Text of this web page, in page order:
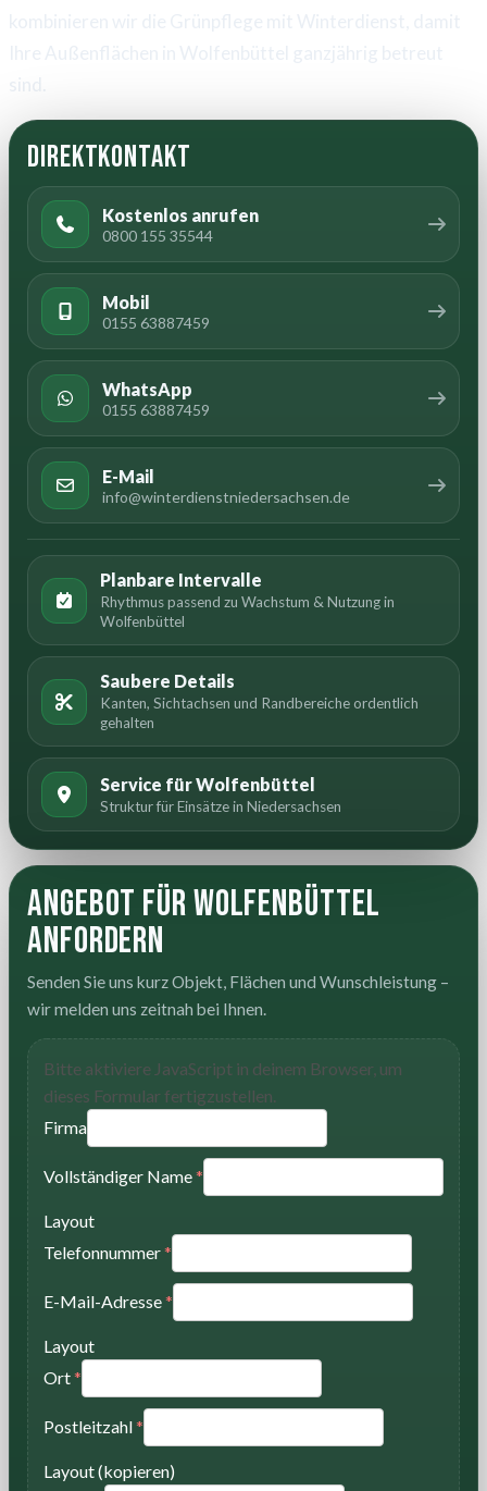
sind.
Direktkontakt
Kostenlos anrufen
0800 155 35544
Mobil
0155 63887459
WhatsApp
0155 63887459
E-Mail
info@winterdienstniedersachsen.de
Planbare Intervalle
Rhythmus passend zu Wachstum & Nutzung in
Wolfenbüttel
Saubere Details
Kanten, Sichtachsen und Randbereiche ordentlich
gehalten
Service für Wolfenbüttel
Struktur für Einsätze in Niedersachsen
Angebot für Wolfenbüttel
anfordern
Senden Sie uns kurz Objekt, Flächen und Wunschleistung –
wir melden uns zeitnah bei Ihnen.
Bitte aktiviere JavaScript in deinem Browser, um
dieses Formular fertigzustellen.
Firma
Vollständiger Name*
Layout
Telefonnummer*
E-Mail-Adresse*
Layout
Ort*
Postleitzahl*
Layout (kopieren)